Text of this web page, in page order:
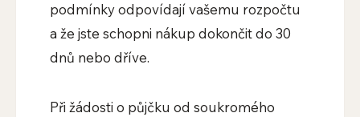
podmínky odpovídají vašemu rozpočtu
a že jste schopni nákup dokončit do 30
dnů nebo dříve.
Při žádosti o půjčku od soukromého